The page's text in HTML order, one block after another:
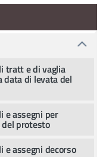
tratt e di vaglia
data di levata del
e assegni per
protesto
e assegni decorso